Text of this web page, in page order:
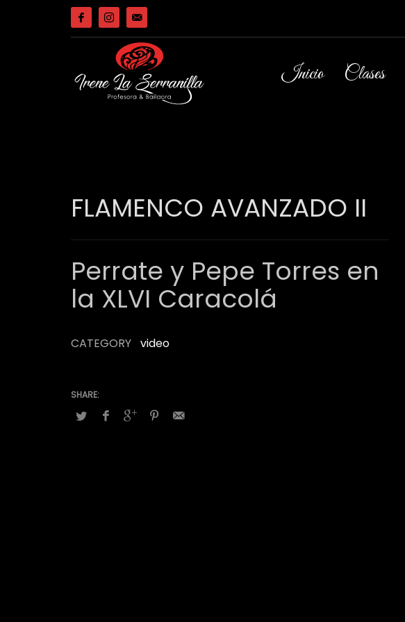
Inicio Clases
FLAMENCO AVANZADO II
Perrate y Pepe Torres en
la XLVI Caracolá
CATEGORY video